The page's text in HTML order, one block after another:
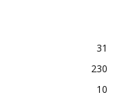
31
230
10